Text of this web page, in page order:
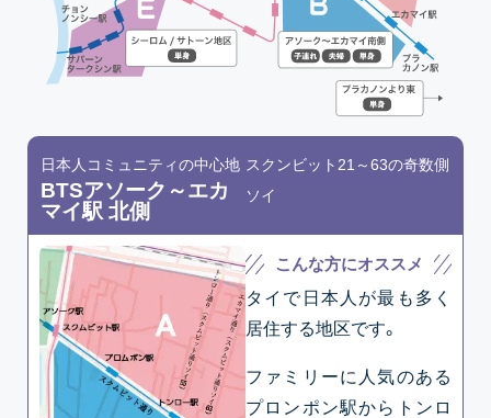
日本人コミュニティの中心地
BTSアソーク～エカ
マイ駅 北側
スクンビット21～63の奇数側
ソイ
こんな方にオススメ
タイで日本人が最も多く
居住する地区です。
ファミリーに人気のある
プロンポン駅からトンロ